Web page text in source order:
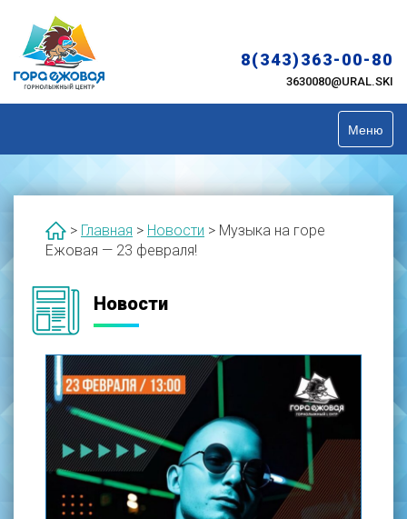
content
8(343)363-00-80
3630080@URAL.SKI
Меню
> Главная > Новости > Музыка на горе
Ежовая — 23 февраля!
Новости